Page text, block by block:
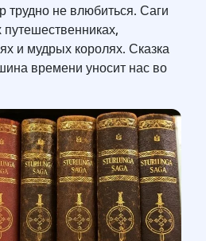
не влюбиться. Саги
и мудрых королях. Сказка
времени уносит нас во